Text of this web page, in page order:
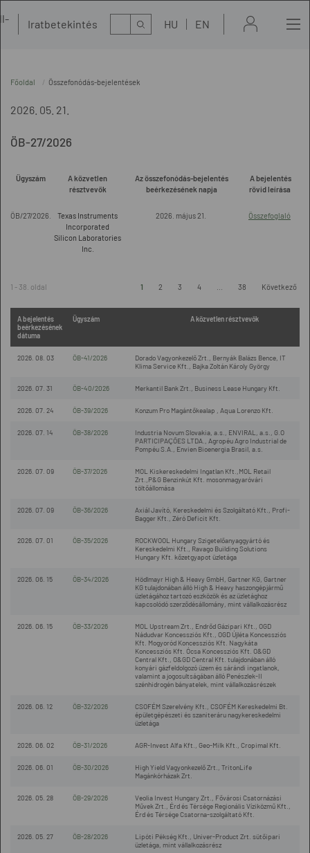
Iratbetekintés Kereső HU EN
Főoldal Összefonódás-bejelentések
2026. 05. 21.
ÖB-27/2026
Ügyszám
A közvetlen
résztvevők
Az összefonódás-bejelentés
beérkezésének napja
A bejelentés
rövid leírása
ÖB/27/2026.
Texas Instruments
Incorporated
Silicon Laboratories
Inc.
2026. május 21. Összefoglaló
1 - 38. oldal 1 2 3 4 38 Következő
A bejelentés
beérkezésének
dátuma
Ügyszám A közvetlen résztvevők
2026. 08. 03 ÖB-41/2026
Dorado Vagyonkezelő Zrt., Bernyák Balázs Bence, IT
Klima Service Kft., Bajka Zoltán Károly György
2026. 07. 31 ÖB-40/2026 Merkantil Bank Zrt., Business Lease Hungary Kft.
2026. 07. 24 ÖB-39/2026 Konzum Pro Magántőkealap , Aqua Lorenzo Kft.
2026. 07. 14 ÖB-38/2026
Industria Novum Slovakia, a.s., ENVIRAL, a.s., G.O
PARTICIPAÇÕES LTDA., Agropéu Agro Industrial de
Pompéu S.A., Envien Bioenergia Brasil, a.s.
2026. 07. 09 ÖB-37/2026
MOL Kiskereskedelmi Ingatlan Kft.,MOL Retail
Zrt.,P&G Benzinkút Kft. mosonmagyaróvári
töltőállomása
2026. 07. 09 ÖB-36/2026
Axiál Javító, Kereskedelmi és Szolgáltató Kft., Profi-
Bagger Kft., Zéró Deficit Kft.
2026. 07. 01 ÖB-35/2026
ROCKWOOL Hungary Szigetelőanyaggyártó és
Kereskedelmi Kft., Ravago Building Solutions
Hungary Kft. kőzetgyapot üzletága
2026. 06. 15 ÖB-34/2026
Hödlmayr High & Heavy GmbH, Gartner KG, Gartner
KG tulajdonában álló High & Heavy haszongépjármű
üzletágához tartozó eszközök és az üzletághoz
kapcsolódó szerződésállomány, mint vállalkozásrész
2026. 06. 15 ÖB-33/2026
MOL Upstream Zrt., Endrőd Gázipari Kft., OGD
Nádudvar Koncessziós Kft., OGD Újléta Koncessziós
Kft. Mogyoród Koncessziós Kft. Nagykáta
Koncessziós Kft. Ócsa Koncessziós Kft. O&GD
Central Kft., O&GD Central Kft. tulajdonában álló
konyári gázfeldolgozó üzem és sárándi ingatlanok,
valamint a jogosultságában álló Penészlek-II
szénhidrogén bányatelek, mint vállalkozásrészek
2026. 06. 12 ÖB-32/2026
CSOFÉM Szerelvény Kft., CSOFÉM Kereskedelmi Bt.
épületgépészeti és szaniteráru nagykereskedelmi
üzletága
2026. 06. 02 ÖB-31/2026 AGR-Invest Alfa Kft., Geo-Milk Kft., Cropimal Kft.
2026. 06. 01 ÖB-30/2026
High Yield Vagyonkezelő Zrt., TritonLife
Magánkórházak Zrt.
2026. 05. 28 ÖB-29/2026
Veolia Invest Hungary Zrt., Fővárosi Csatornázási
Művek Zrt., Érd és Térsége Regionális Víziközmű Kft.,
Érd és Térsége Csatorna-szolgáltató Kft.
2026. 05. 27 ÖB-28/2026
Lipóti Pékség Kft., Univer-Product Zrt. sütőipari
üzletága, mint vállalkozásrész